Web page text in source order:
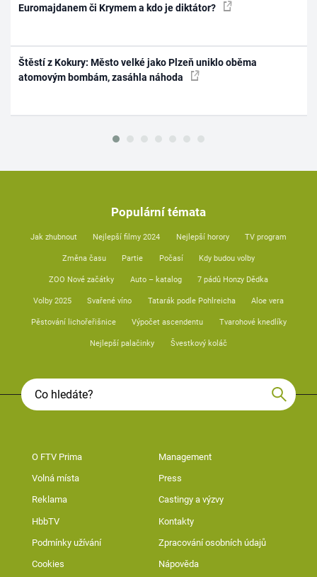
Euromajdanem či Krymem a kdo je diktátor?
Štěstí z Kokury: Město velké jako Plzeň uniklo oběma
atomovým bombám, zasáhla náhoda
Populární témata
Jak zhubnout Nejlepší filmy 2024 Nejlepší horory TV program
Změna času Partie Počasí Kdy budou volby
ZOO Nové začátky Auto – katalog 7 pádů Honzy Dědka
Volby 2025 Svařené víno Tatarák podle Pohlreicha Aloe vera
Pěstování lichořeřišnice Výpočet ascendentu Tvarohové knedlíky
Nejlepší palačinky Švestkový koláč
O FTV Prima Management
Volná místa Press
Reklama Castingy a výzvy
HbbTV Kontakty
Podmínky užívání Zpracování osobních údajů
Cookies Nápověda